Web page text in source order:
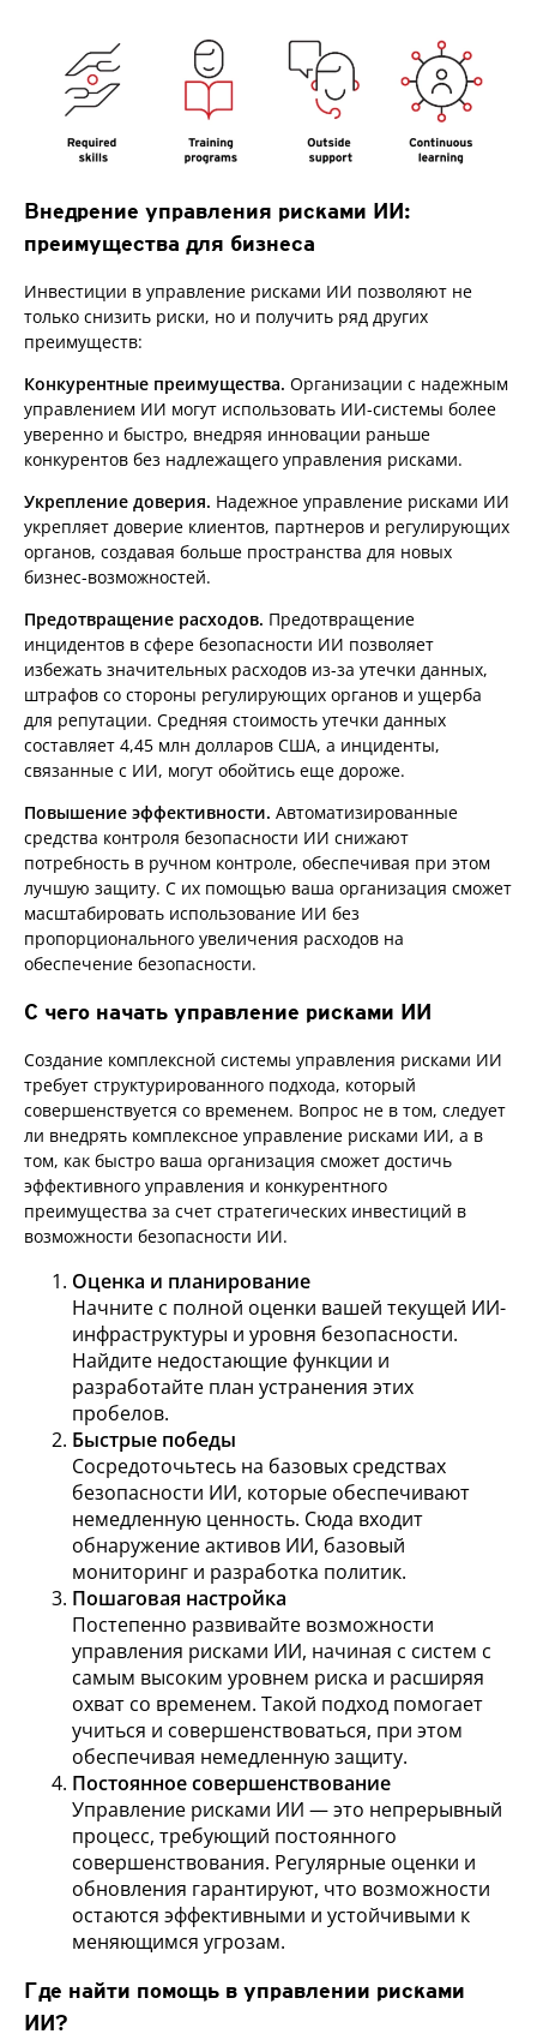
Внедрение управления рисками ИИ:
преимущества для бизнеса
Инвестиции в управление рисками ИИ позволяют не
только снизить риски, но и получить ряд других
преимуществ:
Конкурентные преимущества. Организации с надежным
управлением ИИ могут использовать ИИ-системы более
уверенно и быстро, внедряя инновации раньше
конкурентов без надлежащего управления рисками.
Укрепление доверия. Надежное управление рисками ИИ
укрепляет доверие клиентов, партнеров и регулирующих
органов, создавая больше пространства для новых
бизнес-возможностей.
Предотвращение расходов. Предотвращение
инцидентов в сфере безопасности ИИ позволяет
избежать значительных расходов из-за утечки данных,
штрафов со стороны регулирующих органов и ущерба
для репутации. Средняя стоимость утечки данных
составляет 4,45 млн долларов США, а инциденты,
связанные с ИИ, могут обойтись еще дороже.
Повышение эффективности. Автоматизированные
средства контроля безопасности ИИ снижают
потребность в ручном контроле, обеспечивая при этом
лучшую защиту. С их помощью ваша организация сможет
масштабировать использование ИИ без
пропорционального увеличения расходов на
обеспечение безопасности.
С чего начать управление рисками ИИ
Создание комплексной системы управления рисками ИИ
требует структурированного подхода, который
совершенствуется со временем. Вопрос не в том, следует
ли внедрять комплексное управление рисками ИИ, а в
том, как быстро ваша организация сможет достичь
эффективного управления и конкурентного
преимущества за счет стратегических инвестиций в
возможности безопасности ИИ.
Оценка и планирование
Начните с полной оценки вашей текущей ИИ-
инфраструктуры и уровня безопасности.
Найдите недостающие функции и
разработайте план устранения этих
пробелов.
Быстрые победы
Сосредоточьтесь на базовых средствах
безопасности ИИ, которые обеспечивают
немедленную ценность. Сюда входит
обнаружение активов ИИ, базовый
мониторинг и разработка политик.
Пошаговая настройка
Постепенно развивайте возможности
управления рисками ИИ, начиная с систем с
самым высоким уровнем риска и расширяя
охват со временем. Такой подход помогает
учиться и совершенствоваться, при этом
обеспечивая немедленную защиту.
Постоянное совершенствование
Управление рисками ИИ — это непрерывный
процесс, требующий постоянного
совершенствования. Регулярные оценки и
обновления гарантируют, что возможности
остаются эффективными и устойчивыми к
меняющимся угрозам.
Где найти помощь в управлении рисками
ИИ?